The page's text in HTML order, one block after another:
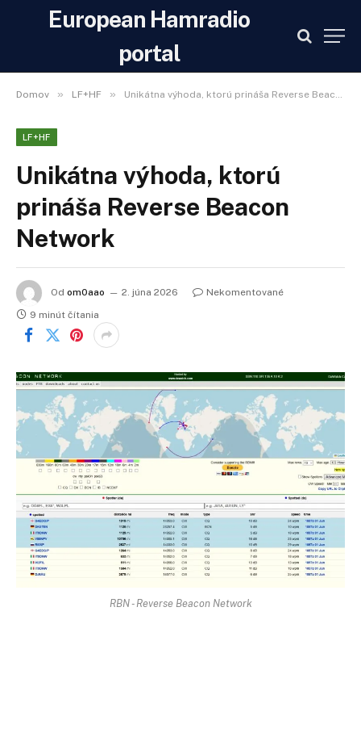
European Hamradio
portal
Domov » LF+HF » Unikátna výhoda, ktorú prináša Reverse Beacon Network
LF+HF
Unikátna výhoda, ktorú
prináša Reverse Beacon
Network
Od om0aao 2. júna 2026
Nekomentované
9 minút čítania
RBN - Reverse Beacon Network